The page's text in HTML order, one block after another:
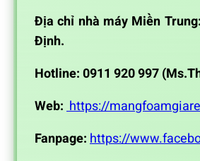
Địa chỉ nhà máy Miền
Định.
Hotline: 0911 920 997
Web:https://
Fanpage:https://